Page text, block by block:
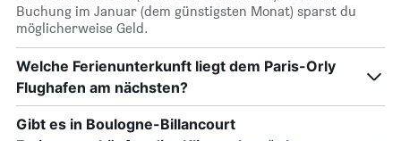
Buchung im Januar (dem günstigsten Monat) sparst du
möglicherweise Geld.
Welche Ferienunterkunft liegt dem Paris-Orly
Flughafen am nächsten?
Gibt es in Boulogne-Billancourt